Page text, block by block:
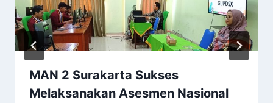
MAN 2 Surakarta Sukses
Melaksanakan Asesmen Nasional